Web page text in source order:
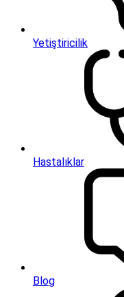
Yetiştiricilik
Hastalıklar
Blog